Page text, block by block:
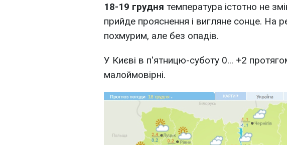
18-19 грудня температура істотно не
прийде прояснення і вигляне сонце. На
похмурим, але без опадів.
У Києві в п'ятницю-суботу 0... +2
малоймовірні.